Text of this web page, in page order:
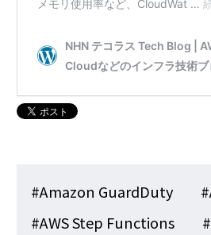
#Amazon GuardDuty
#AWS Step Functions